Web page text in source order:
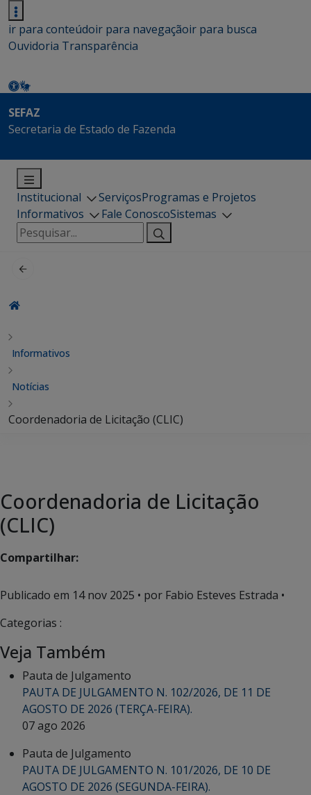
ir para conteúdoir para navegaçãoir para busca
Ouvidoria Transparência
SEFAZ
Secretaria de Estado de Fazenda
Institucional ServiçosProgramas e Projetos
Informativos
Fale ConoscoSistemas
Pesquisar
por:
Informativos
Notícias
Coordenadoria de Licitação (CLIC)
Coordenadoria de Licitação
(CLIC)
Compartilhar:
Publicado em 14 nov 2025 • por Fabio Esteves Estrada •
Categorias :
Veja Também
Pauta de Julgamento
PAUTA DE JULGAMENTO N. 102/2026, DE 11 DE
AGOSTO DE 2026 (TERÇA-FEIRA).
07 ago 2026
Pauta de Julgamento
PAUTA DE JULGAMENTO N. 101/2026, DE 10 DE
AGOSTO DE 2026 (SEGUNDA-FEIRA).